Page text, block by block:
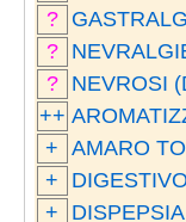
?
?
?
NEVROSI
++
+ AMARO
+
+